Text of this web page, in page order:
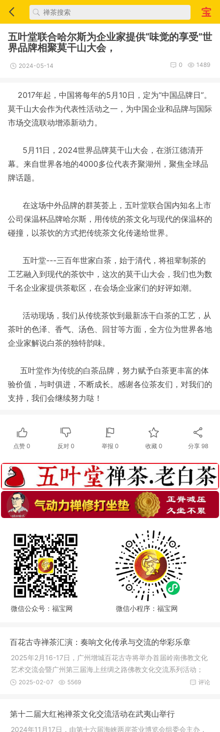
五叶堂联合哈尔斯为企业家提供“味觉的享受”世
界品牌相聚莫干山大会，
2024-05-14 1489
0
2017年起，中国将每年的5月10日，定为“中国品牌日”。
莫干山大会作为代表性活动之一，为中国企业和品牌与国际
市场交流联动增添新动力。
5月11日，2024世界品牌莫干山大会，在浙江德清开
幕。来自世界各地的4000多位代表齐聚湖州，聚焦全球品
牌话题。
在这场中外品牌的群英荟上，五叶堂联合国内知名上市
公司保温杯品牌哈尔斯，用传统的茶文化与现代的保温杯的
碰撞，以茶饮的方式把传统茶文化传递给世界。
五叶堂---三百年世家白茶，始于清代，将祖辈制茶的
工艺融入到现代的茶饮中，这次的莫干山大会，我们也为数
千名企业家提供茶歇区，在会场企业家们的好评如潮。
活动现场，我们从传统茶饮到最新冻干白茶的工艺，从
茶叶的色泽、香气、汤色、回甘等方面，全方位为世界各地
企业家解说白茶的独特韵味。
五叶堂作为传统的白茶品牌，努力赋予白茶更丰富的体
验价值，与时俱进，不断成长。感谢各位茶友们，对我们的
支持，我们会继续努力哒！
点赞0 反对 0 举报 0 收藏 0 分享 98
微信公众号：福宝网 微信小程序：福宝网
百花古寺禅茶汇演：奏响文化传承与交流的华彩乐章
2025年2月16-17日，广州增城百花古寺将举办首届岭南佛教文化
艺术交流会暨广州第三届海上丝绸之路佛教文化交流系列活动；
通过多年
评论
2025-02-07 5569
第十二届大红袍禅茶文化交流活动在武夷山举行
2024年11月17日，由第十六届海峡两岸茶业博览会组委会主办，